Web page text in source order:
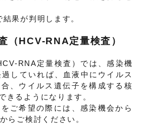
果が判明します。
（HCV-RNA定量検査）
RNA定量検査）では、感染機
していれば、血液中にウイルス
、ウイルス遺伝子を構成する核
きるようになります。
ご希望の際には、感染機会から
らご検討ください。